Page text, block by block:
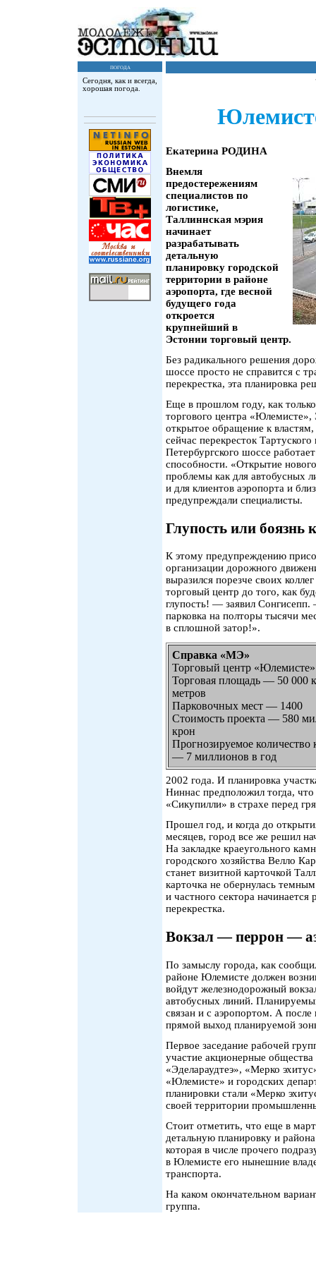
погода
Сегодня, как и всегда,
хорошая погода.
Екатерина РОДИНА
Внемля
предостережениям
специалистов по
логистике,
Таллиннская мэрия
начинает
разрабатывать
детальную
планировку городской
территории в районе
аэропорта, где весной
будущего года
откроется
крупнейший в
Эстонии торговый центр.
Без радикального решения
шоссе просто не справится с
перекрестка, эта планировка
Еще в прошлом году, как только
торгового центра «Юлемисте»,
открытое обращение к
сейчас перекресток
Петербургского шоссе
способности. «Открытие
проблемы как для автобусных
и для клиентов аэропорта и
предупреждали специалисты.
Глупость или боязнь
К этому предупреждению
организации дорожного
выразился порезче своих
торговый центр до того, как
глупость! — заявил
парковка на полторы тысячи
в сплошной затор!».
Справка «МЭ»
Торговый центр «Юлемисте»
Торговая площадь — 50 000
метров
Парковочных мест — 1400
Стоимость проекта — 580
крон
Прогнозируемое количество
— 7 миллионов в год
2002 года. И планировка
Ниннас предположил тогда,
«Сикупилли» в страхе перед
Прошел год, и когда до
месяцев, город все же решил
На закладке краеугольного
городского хозяйства Велло
станет визитной карточкой
карточка не обернулась
и частного сектора начинается
перекрестка.
Вокзал — перрон —
По замыслу города, как
районе Юлемисте должен
войдут железнодорожный
автобусных линий.
связан и с аэропортом. А
прямой выход планируемой
Первое заседание рабочей
участие акционерные общества
«Эделараудтеэ», «Мерко
«Юлемисте» и городских
планировки стали «Мерко
своей территории
Стоит отметить, что еще в
детальную планировку и
которая в числе прочего
в Юлемисте его нынешние
транспорта.
На каком окончательном
группа.